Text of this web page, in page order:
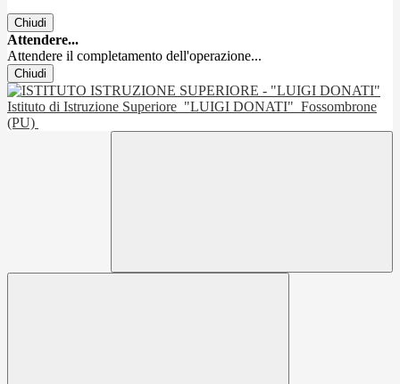
Chiudi
Attendere...
Attendere il completamento dell'operazione...
Chiudi
Istituto di Istruzione Superiore "LUIGI DONATI" Fossombrone
(PU)